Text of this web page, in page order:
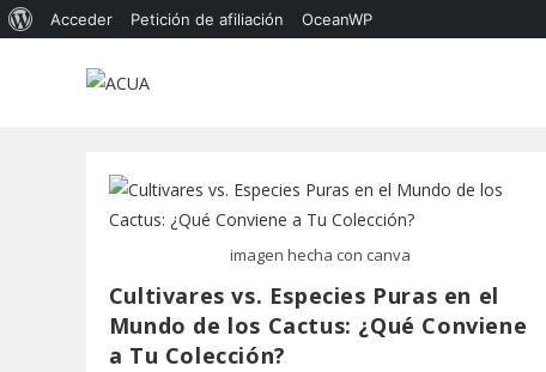
Acceder Petición de afiliación OceanWP
imagen hecha con canva
Cultivares vs. Especies Puras en el
Mundo de los Cactus: ¿Qué Conviene
a Tu Colección?